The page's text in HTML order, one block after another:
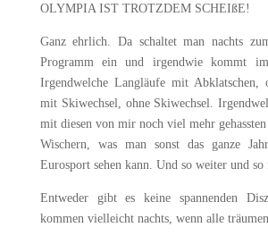
OLYMPIA IST TROTZDEM SCHEIßE!
Ganz ehrlich. Da schaltet man nachts
Programm ein und irgendwie kommt
Irgendwelche Langläufe mit Abklatschen,
mit Skiwechsel, ohne Skiwechsel.
mit diesen von mir noch viel mehr
Wischern, was man sonst das ganze
Eurosport sehen kann. Und so weiter und
Entweder gibt es keine spannenden
kommen vielleicht nachts, wenn alle